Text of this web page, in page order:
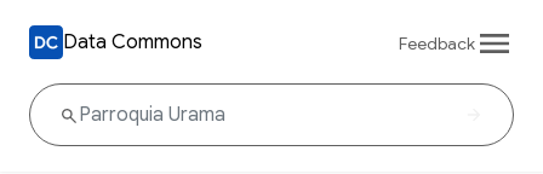
Data Commons Feedback